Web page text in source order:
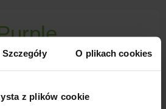
Szczegóły O plikach cookies
z plików cookie
- Gediflora